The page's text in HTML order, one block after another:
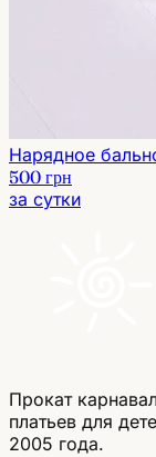
Нарядное
500 грн
за сутки
Прокат
платьев для
2005 года.